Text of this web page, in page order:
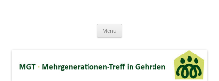
Menü